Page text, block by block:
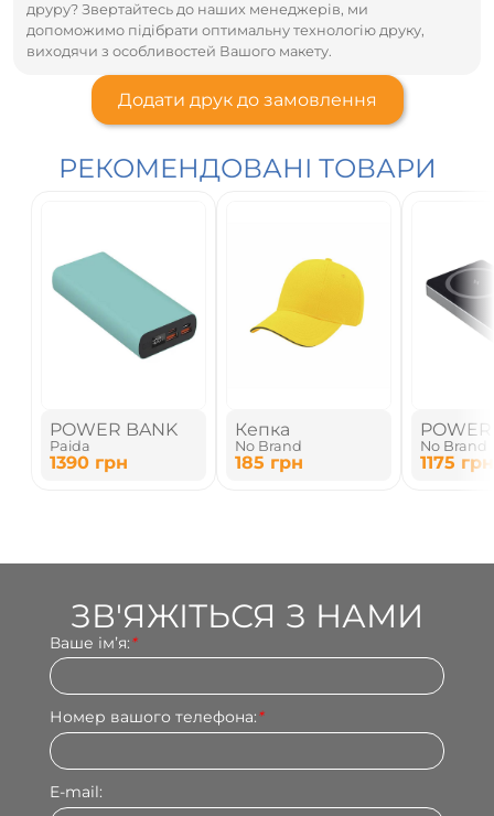
друру? Звертайтесь до наших менеджерів, ми
допоможимо підібрати оптимальну технологію друку,
виходячи з особливостей Вашого макету.
Додати друк до замовлення
РЕКОМЕНДОВАНІ ТОВАРИ
POWER BANK
Paida
1390 грн
Кепка
No Brand
185 грн
No Brand
1175 грн
ЗВ'ЯЖІТЬСЯ З НАМИ
Ваше імʼя:*
Номер вашого телефона:*
E-mail: